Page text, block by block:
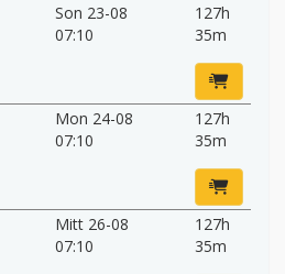
Son 23-08
07:10
127h
35m
Mon 24-08
07:10
127h
35m
Mitt 26-08
07:10
127h
35m